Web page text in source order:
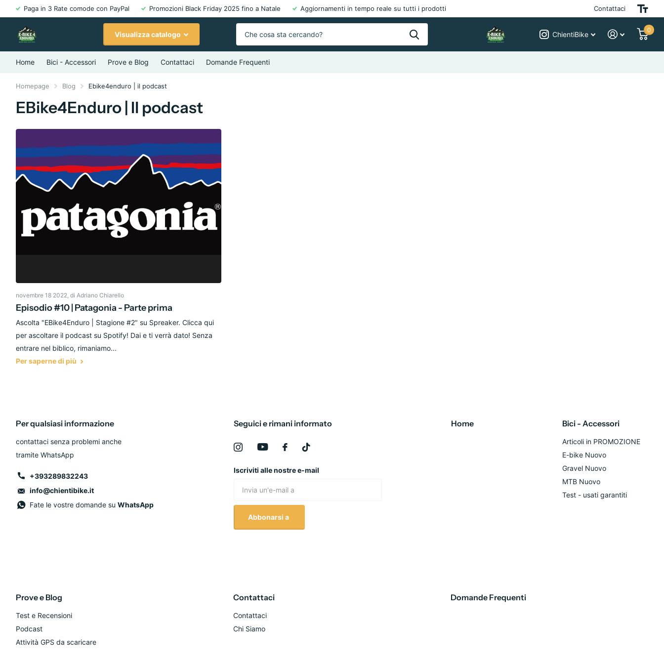
Paga in 3 Rate comode con PayPal Promozioni Black Friday 2025 fino a Natale Aggiornamenti in tempo reale su tutti i prodotti Contattaci
Visualizza catalogo ChientiBike
0
Home Bici - Accessori Prove e Blog Contattaci Domande Frequenti
Homepage Blog Ebike4enduro | il podcast
EBike4Enduro | Il podcast
novembre 18 2022, di Adriano Chiarello
Episodio #10 | Patagonia - Parte prima
Ascolta "EBike4Enduro | Stagione #2" su Spreaker. Clicca qui
per ascoltare il podcast su Spotify! Dai e ti verrà dato! Senza
entrare nel biblico, rimaniamo...
Per saperne di più
Per qualsiasi informazione
contattaci senza problemi anche
tramite WhatsApp
+393289832243
info@chientibike.it
Fate le vostre domande su WhatsApp
Seguici e rimani informato
Iscriviti alle nostre e-mail
Abbonarsi a
Home Bici - Accessori
Articoli in PROMOZIONE
E-bike Nuovo
Gravel Nuovo
MTB Nuovo
Test - usati garantiti
Prove e Blog
Test e Recensioni
Podcast
Attività GPS da scaricare
Contattaci
Contattaci
Chi Siamo
Domande Frequenti